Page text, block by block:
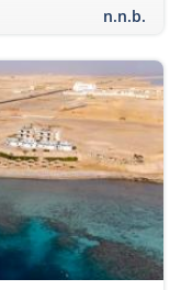
n.n.b.